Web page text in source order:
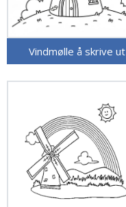
Vindmølle å skrive ut